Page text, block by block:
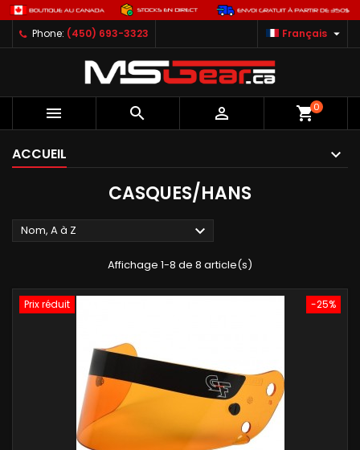
Phone: (450) 693-3323 Français 
   shopping_cart0
ACCUEIL
CASQUES/HANS
Nom, A à Z 
Affichage 1-8 de 8 article(s)
-25%
Prix réduit